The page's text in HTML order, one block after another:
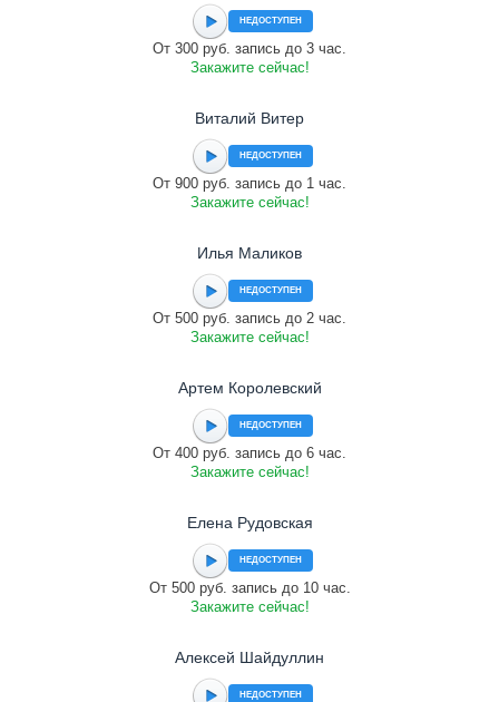
НЕДОСТУПЕН
От 300 руб. запись до 3 час.
Закажите сейчас!
Виталий Витер
НЕДОСТУПЕН
От 900 руб. запись до 1 час.
Закажите сейчас!
Илья Маликов
НЕДОСТУПЕН
От 500 руб. запись до 2 час.
Закажите сейчас!
Артем Королевский
НЕДОСТУПЕН
От 400 руб. запись до 6 час.
Закажите сейчас!
Елена Рудовская
НЕДОСТУПЕН
От 500 руб. запись до 10 час.
Закажите сейчас!
Алексей Шайдуллин
НЕДОСТУПЕН